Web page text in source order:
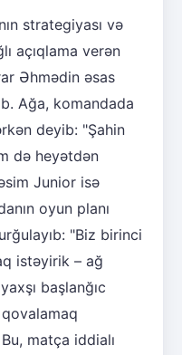
strategiyası və
açıqlama verən
Əhmədin əsas
Ağa, komandada
deyib: "Şahin
də heyətdən
Junior isə
oyun planı
"Biz birinci
istəyirik – ağ
başlanğıc
matça iddialı